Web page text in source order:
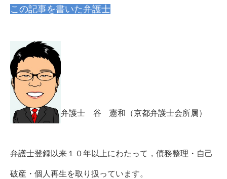
この記事を書いた弁護士
弁護士 谷 憲和（京都弁護士会所属）
弁護士登録以来１０年以上にわたって，債務整理・自己
破産・個人再生を取り扱っています。